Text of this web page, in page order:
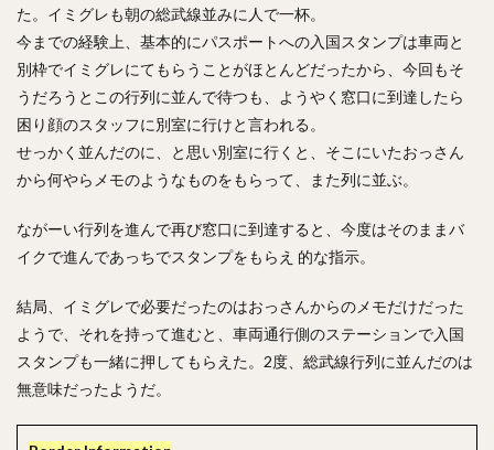
た。イミグレも朝の総武線並みに人で一杯。
今までの経験上、基本的にパスポートへの入国スタンプは車両と
別枠でイミグレにてもらうことがほとんどだったから、今回もそ
うだろうとこの行列に並んで待つも、ようやく窓口に到達したら
困り顔のスタッフに別室に行けと言われる。
せっかく並んだのに、と思い別室に行くと、そこにいたおっさん
から何やらメモのようなものをもらって、また列に並ぶ。
ながーい行列を進んで再び窓口に到達すると、今度はそのままバ
イクで進んであっちでスタンプをもらえ 的な指示。
結局、イミグレで必要だったのはおっさんからのメモだけだった
ようで、それを持って進むと、車両通行側のステーションで入国
スタンプも一緒に押してもらえた。2度、総武線行列に並んだのは
無意味だったようだ。